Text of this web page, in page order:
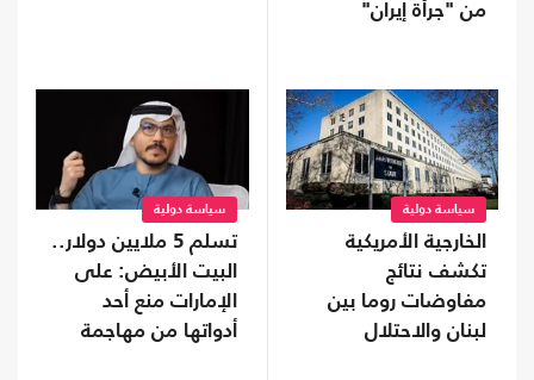
من "جرأة إيران"
سياسة دولية
الخارجية الأمريكية
تكشف نتائج
مفاوضات روما بين
لبنان والاحتلال
سياسة دولية
تسلم 5 ملايين دولار..
البيت الأبيض: على
الإمارات منع أحد
أدواتها من مهاجمة